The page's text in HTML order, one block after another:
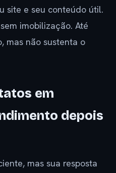
site e seu conteúdo útil.
imobilização. Até
mas não sustenta o
em
depois
mas sua resposta